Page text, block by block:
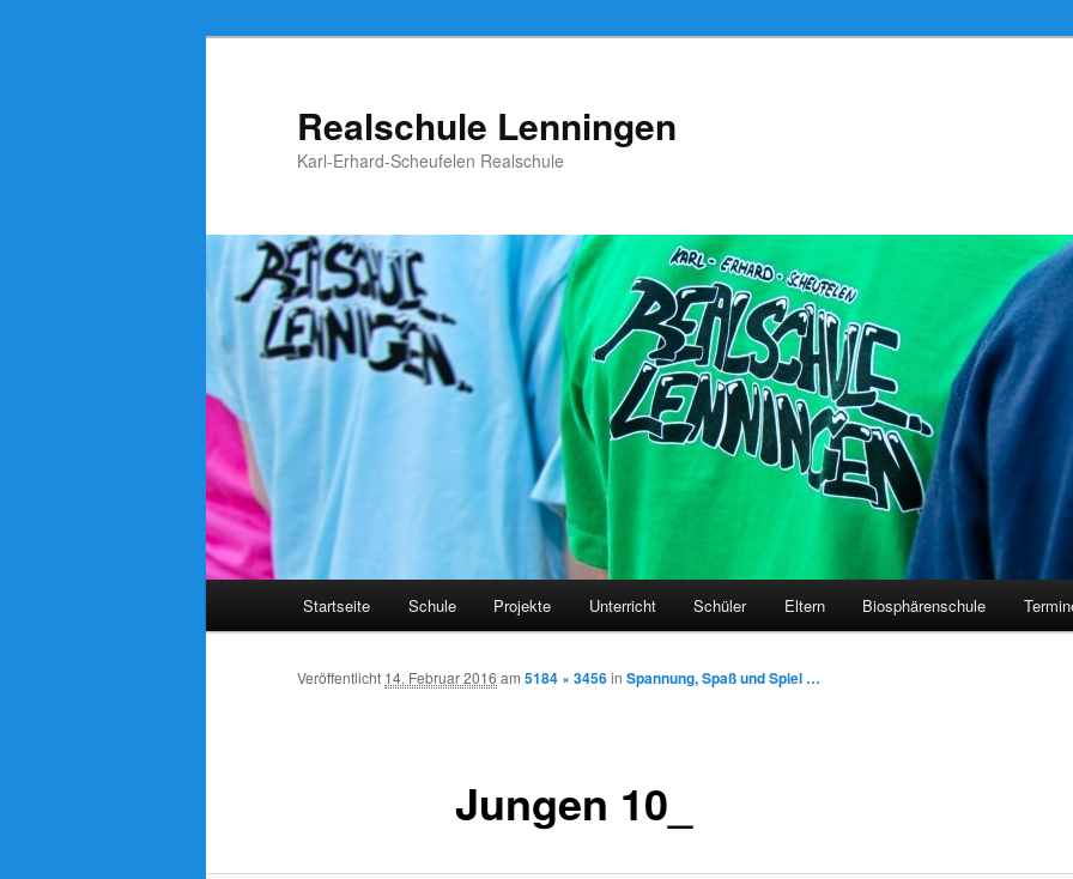
Realschule Lenningen
Karl-Erhard-Scheufelen Realschule
Startseite Schule Projekte Unterricht Schüler Eltern Biosphärenschule
Jungen 10_
Veröffentlicht 14. Februar 2016 am 5184 × 3456in Spannung, Spaß und Spiel …